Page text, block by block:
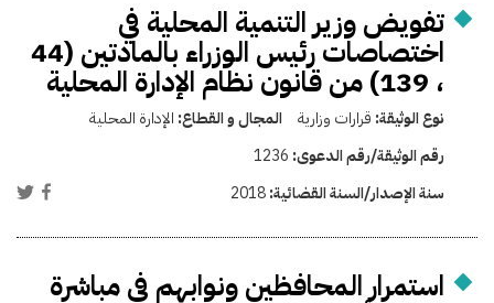
تفويض وزير التنمية المحلية في
اختصاصات رئيس الوزراء بالمادتين (44
، 139) من قانون نظام الإدارة المحلية
نوع الوثيقة: قرارات وزارية المجال و القطاع: الإدارة المحلية
رقم الوثيقة/رقم الدعوى: 1236
سنة الإصدار/السنة القضائية:2018
استمرار المحافظين ونوابهم فى مباشرة